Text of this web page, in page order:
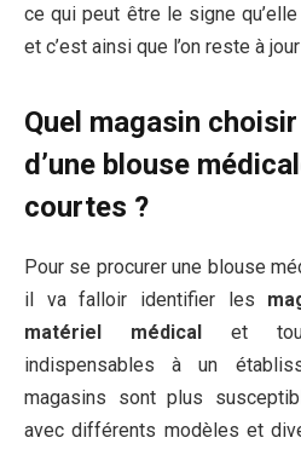
ce qui peut être le signe
et c’est ainsi que l’on reste à
Quel magasin
d’une blouse
courtes ?
Pour se procurer une blouse
il va falloir identifier les
matériel médical et
indispensables à un
magasins sont plus
avec différents modèles et